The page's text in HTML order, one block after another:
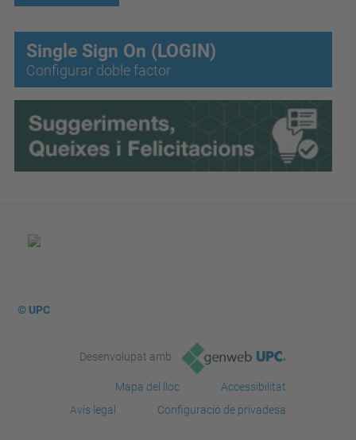
Single Sign On (LOGIN)
Configurar doble factor
© UPC
Desenvolupat amb
Mapa del lloc
Accessibilitat
Avís legal
Configuració de privadesa